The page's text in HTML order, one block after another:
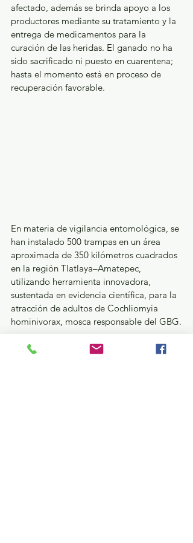
afectado, además se brinda apoyo a los
productores mediante su tratamiento y la
entrega de medicamentos para la
curación de las heridas. El ganado no ha
sido sacrificado ni puesto en cuarentena;
hasta el momento está en proceso de
recuperación favorable.
En materia de vigilancia entomológica, se
han instalado 500 trampas en un área
aproximada de 350 kilómetros cuadrados
en la región Tlatlaya–Amatepec,
utilizando herramienta innovadora,
sustentada en evidencia científica, para la
atracción de adultos de Cochliomyia
hominivorax, mosca responsable del GBG.
Durante el período reportado se han